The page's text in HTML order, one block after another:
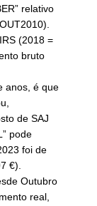
relativo
(2018 =
bruto
anos, é que
de SAJ
pode
foi de
€).
Outubro
real,